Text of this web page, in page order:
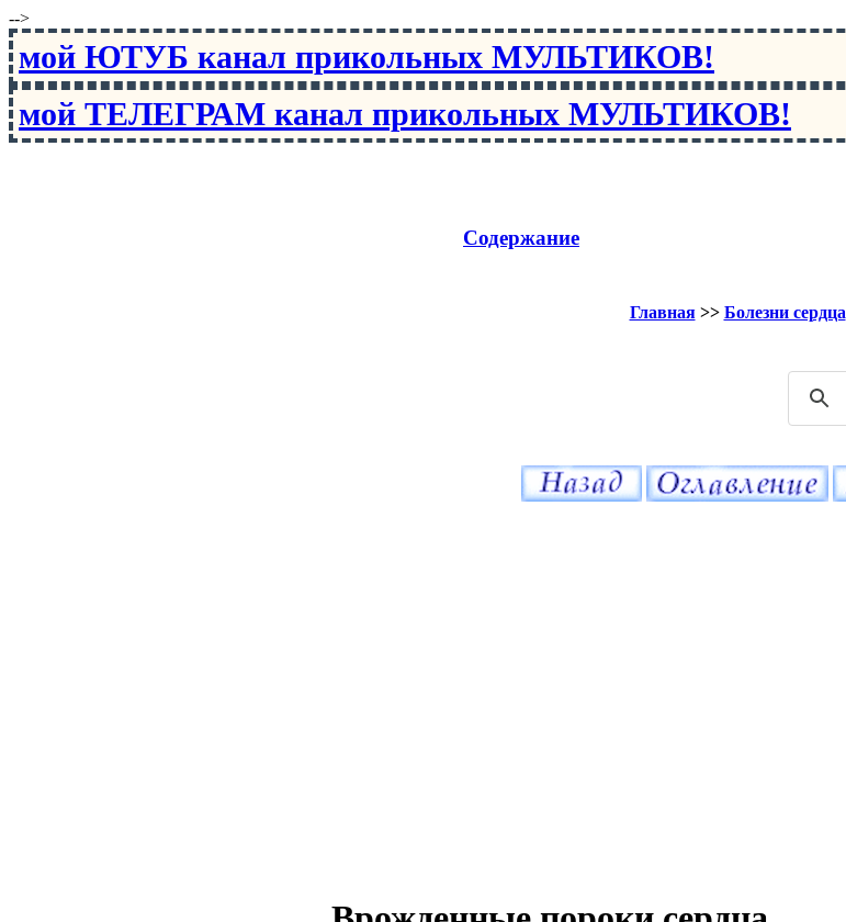
-->
мой ЮТУБ канал прикольных МУЛЬТИКОВ!
мой ТЕЛЕГРАМ канал прикольных МУЛЬТИКОВ!
Содержание
Главная>> Болезни сердца